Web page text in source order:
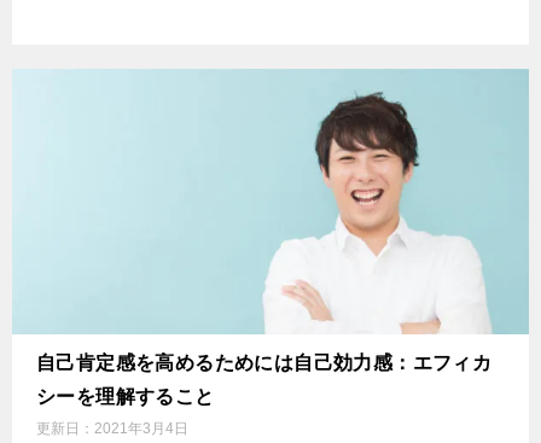
自己肯定感を高めるためには自己効力感：エフィカ
シーを理解すること
更新日： 2021年3月4日